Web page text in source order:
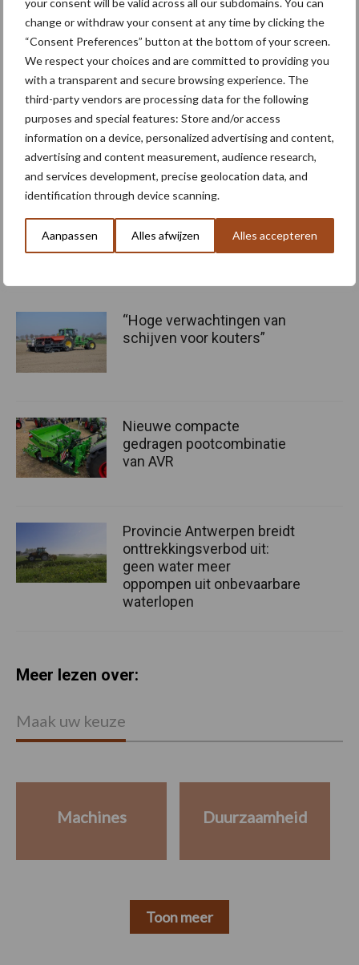
change or withdraw your consent at any time by clicking the
“Consent Preferences” button at the bottom of your screen.
We respect your choices and are committed to providing you
with a transparent and secure browsing experience. The
third-party vendors are processing data for the following
purposes and special features: Store and/or access
information on a device, personalized advertising and content,
advertising and content measurement, audience research,
and services development, precise geolocation data, and
identification through device scanning.
Aanpassen Alles afwijzen Alles accepteren
ons onderzoek echt nog in de kinderschoenen staat, is het
belangrijk dat we de sector nu alvast vertrouwd maken met dit
idee. Voor veel veredelaars klinkt dit als iets voor de verdere
toekomst, maar ze beschikken wel over waardevolle expertise
voor dit stadium van ons onderzoek en kunnen leerzame en
kritische feedback leveren. Gelukkig heeft een aantal
veredelingsbedrijven aangegeven dat ze de komende tijd
gedachten en ideeën met ons willen uitwisselen. Voor een nog
bredere input hopen we ook producenten van biologicals aan
Bron:WUR
“Hoge verwachtingen van
schijven voor kouters”
Nieuwe compacte
gedragen pootcombinatie
van AVR
Provincie Antwerpen breidt
onttrekkingsverbod uit:
geen water meer
oppompen uit onbevaarbare
waterlopen
Meer lezen over:
Maak uw keuze
Machines Duurzaamheid
Toon meer